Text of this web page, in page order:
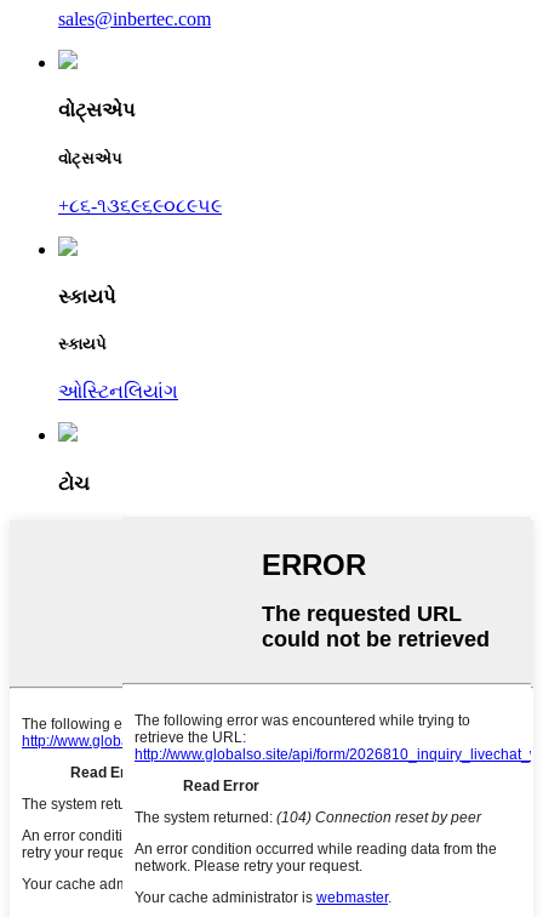
sales@inbertec.com
વોટ્સએપ
વોટ્સએપ
+૮૬-૧૩૬૯૬૯૦૮૯૫૯
સ્કાયપે
સ્કાયપે
ઓસ્ટિનલિયાંગ
ટોચ